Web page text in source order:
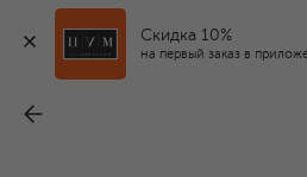
Скидка 10%
на первый заказ в